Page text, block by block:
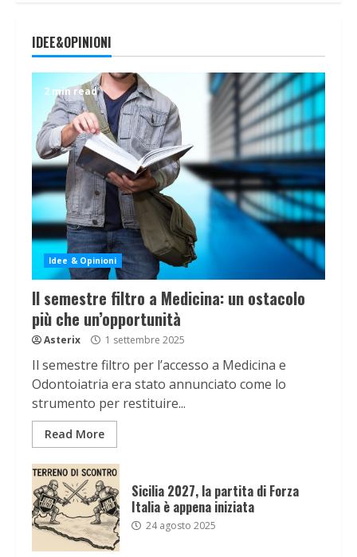
IDEE&OPINIONI
2 min read
Idee & Opinioni
Il semestre filtro a Medicina: un ostacolo
più che un’opportunità
Asterix 1 settembre 2025
Il semestre filtro per l’accesso a Medicina e
Odontoiatria era stato annunciato come lo
strumento per restituire...
Read More
Sicilia 2027, la partita di Forza
Italia è appena iniziata
24 agosto 2025